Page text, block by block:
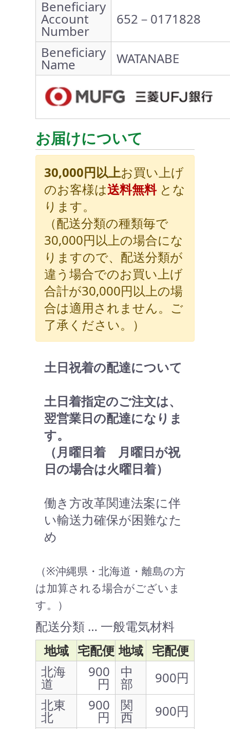
Beneficiary
Account
Number
652－0171828
Beneficiary
Name WATANABE
お届けについて
30,000円以上お買い上げ
のお客様は送料無料とな
ります。
（配送分類の種類毎で
30,000円以上の場合にな
りますので、配送分類が
違う場合でのお買い上げ
合計が30,000円以上の場
合は適用されません。ご
了承ください。）
土日祝着の配達について
土日着指定のご注文は、
翌営業日の配達になりま
す。
（月曜日着 月曜日が祝
日の場合は火曜日着）
働き方改革関連法案に伴
い輸送力確保が困難なた
め
（※沖縄県・北海道・離島の方
は加算される場合がございま
す。）
配送分類 … 一般電気材料
地域 宅配便 地域 宅配便
北海
道
900
円
中
部
900円
北東
北
900
円
関
西 900円